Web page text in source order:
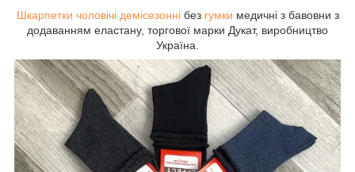
Шкарпетки чоловічі демісезоннібез гумки медичні з бавовни з
додаванням еластану, торгової марки Дукат, виробництво
Україна.